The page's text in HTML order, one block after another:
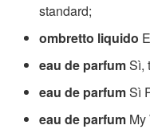
standard;
ombretto liquido
eau de parfumSì,
eau de parfumSì
eau de parfum My